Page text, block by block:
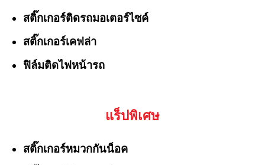
สติ๊กเกอร์ติดรถมอเตอร์ไซค์
สติ๊กเกอร์เคฟล่า
ฟิล์มติดไฟหน้ารถ
แร็ปพิเศษ
สติ๊กเกอร์หมวกกันน็อค